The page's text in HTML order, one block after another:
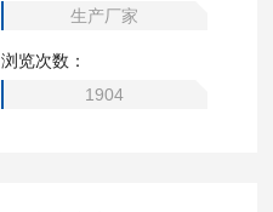
生产厂家
浏览次数：
1904